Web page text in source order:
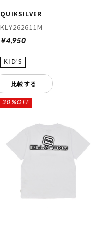
QUIKSILVER
KLY262611M
¥4,950
比較する
30%OFF